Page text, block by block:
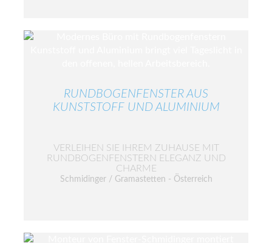
RUNDBOGENFENSTER AUS
KUNSTSTOFF UND ALUMINIUM
VERLEIHEN SIE IHREM ZUHAUSE MIT
RUNDBOGENFENSTERN ELEGANZ UND
CHARME
Schmidinger / Gramastetten - Österreich